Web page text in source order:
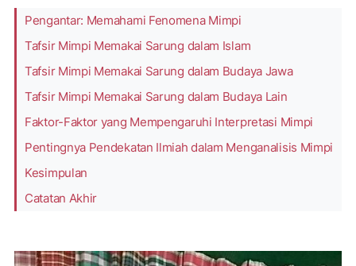
Pengantar: Memahami Fenomena Mimpi
Tafsir Mimpi Memakai Sarung dalam Islam
Tafsir Mimpi Memakai Sarung dalam Budaya Jawa
Tafsir Mimpi Memakai Sarung dalam Budaya Lain
Faktor-Faktor yang Mempengaruhi Interpretasi Mimpi
Pentingnya Pendekatan Ilmiah dalam Menganalisis Mimpi
Kesimpulan
Catatan Akhir